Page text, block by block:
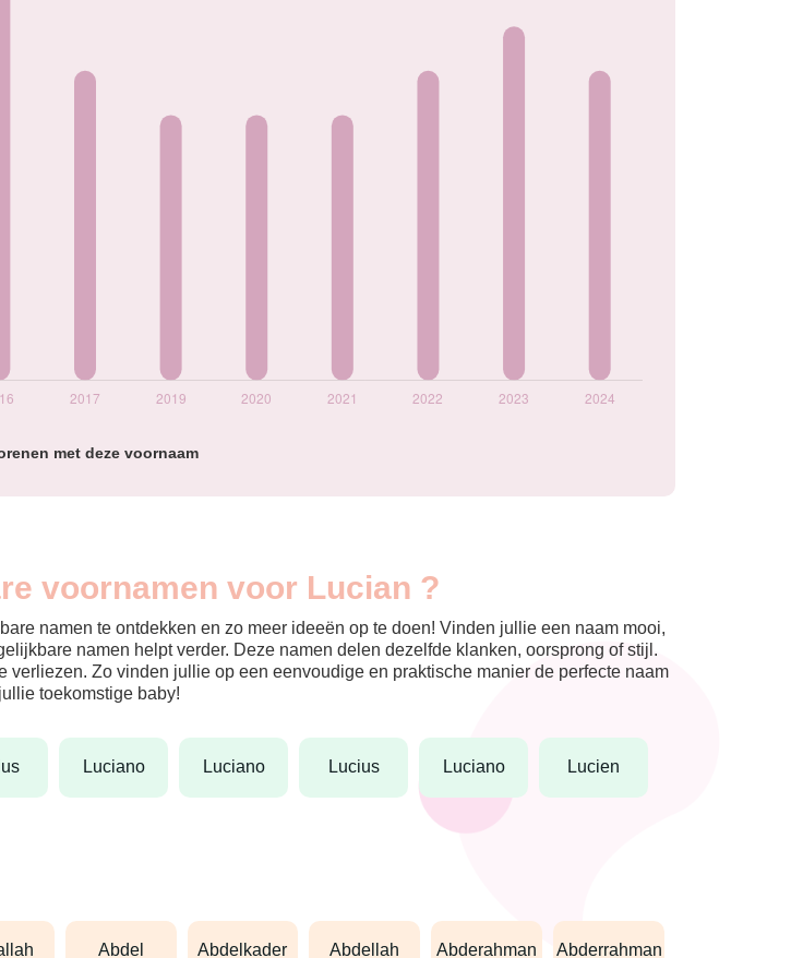
met deze voornaam
voornamen voor Lucian ?
namen te ontdekken en zo meer ideeën op te doen! Vinden jullie een naam mooi,
namen helpt verder. Deze namen delen dezelfde klanken, oorsprong of stijl.
Zo vinden jullie op een eenvoudige en praktische manier de perfecte naam
toekomstige baby!
luciano luciano lucius luciano lucien
abdel abdelkader abdellah abderahman abderrahman